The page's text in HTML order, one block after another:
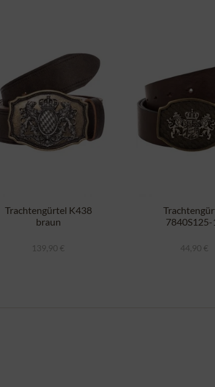
Trachtengürtel K438
braun
139,90 €
7840S125-
44,90 €